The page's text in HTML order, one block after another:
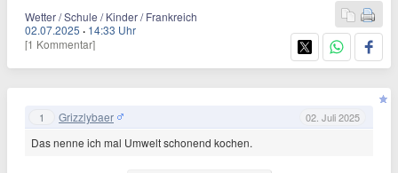
Wetter / Schule / Kinder / Frankreich
02.07.2025 · 14:33 Uhr
[1 Kommentar]
1 Grizzlybaer 02. Juli 2025
Das nenne ich mal Umwelt schonend kochen.